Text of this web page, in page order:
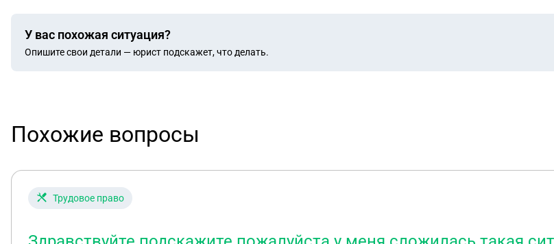
У вас похожая ситуация?
Опишите свои детали — юрист подскажет, что делать.
Похожие вопросы
Трудовое право